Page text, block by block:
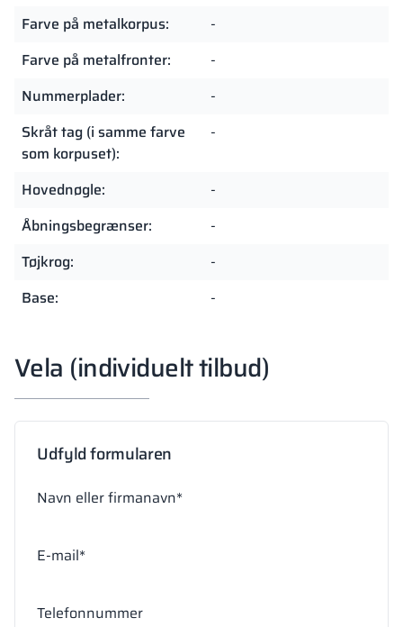
Farve på metalkorpus:
-
Farve på metalfronter:
-
Nummerplader:
-
Skråt tag (i samme farve
som korpuset):
-
Hovednøgle:
-
Åbningsbegrænser:
-
Tøjkrog:
-
Base:
-
Vela (individuelt tilbud)
Udfyld formularen
Navn eller firmanavn*
E-mail*
Telefonnummer